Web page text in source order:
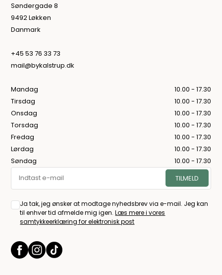
Søndergade 8
9492 Løkken
Danmark
+45 53 76 33 73
mail@bykalstrup.dk
Mandag
10.00 - 17.30
Tirsdag
10.00 - 17.30
Onsdag
10.00 - 17.30
Torsdag
10.00 - 17.30
Fredag
10.00 - 17.30
Lørdag
10.00 - 17.30
Søndag
10.00 - 17.30
Ja tak, jeg ønsker at modtage nyhedsbrev via e-mail. Jeg kan
til enhver tid afmelde mig igen.Læs mere i vores
samtykkeerklæring for elektronisk post